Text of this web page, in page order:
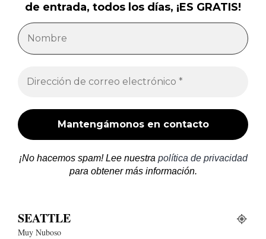
de entrada, todos los días, ¡ES GRATIS!
¡No hacemos spam! Lee nuestra política de privacidad
para obtener más información.
SEATTLE
Muy Nuboso